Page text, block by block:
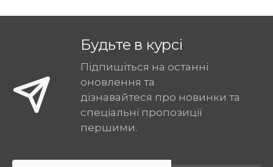
Будьте в курсі
Підпишіться на останні
оновлення та
дізнавайтеся про новинки та
спеціальні пропозиції
першими.